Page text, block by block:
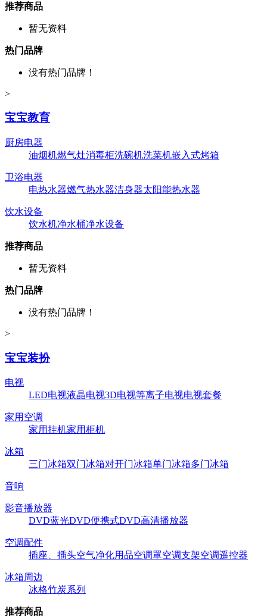
推荐商品
暂无资料
热门品牌
没有热门品牌！
>
宝宝教育
厨房电器
油烟机燃气灶消毒柜洗碗机洗菜机嵌入式烤箱
卫浴电器
电热水器燃气热水器洁身器太阳能热水器
饮水设备
饮水机净水桶净水设备
推荐商品
暂无资料
热门品牌
没有热门品牌！
>
宝宝装扮
电视
LED电视液晶电视3D电视等离子电视电视套餐
家用空调
家用挂机家用柜机
冰箱
三门冰箱双门冰箱对开门冰箱单门冰箱多门冰箱
音响
影音播放器
DVD蓝光DVD便携式DVD高清播放器
空调配件
插座、插头空气净化用品空调罩空调支架空调遥控器
冰箱周边
冰格竹炭系列
推荐商品